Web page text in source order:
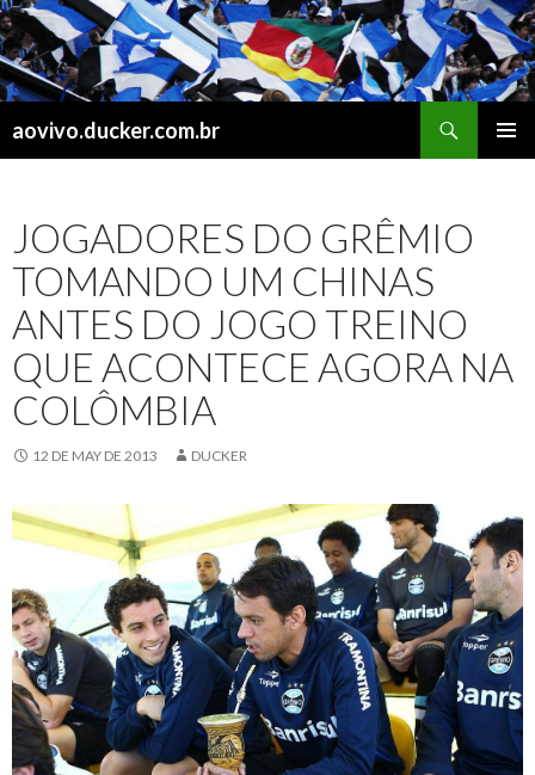
aovivo.ducker.com.br
JOGADORES DO GRÊMIO
TOMANDO UM CHINAS
ANTES DO JOGO TREINO
QUE ACONTECE AGORA NA
COLÔMBIA
12 DE MAY DE 2013 DUCKER